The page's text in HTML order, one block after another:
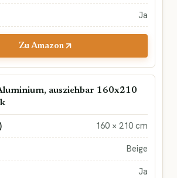
Ja
Zu Amazon
ausziehbar 160x210
160 × 210 cm
Beige
Ja